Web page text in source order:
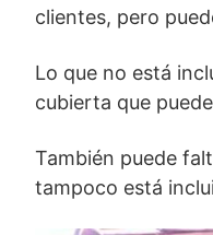
clientes, pero
Lo que no está
cubierta que
También puede
tampoco está